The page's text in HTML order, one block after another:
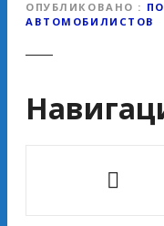
ОПУБЛИКОВАНО
АВТОМОБИЛИСТОВ